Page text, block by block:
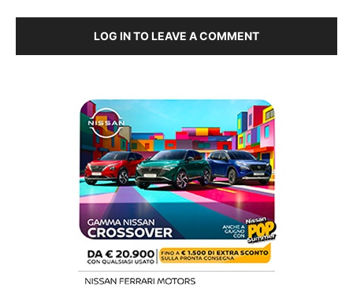
LOG IN TO LEAVE A COMMENT